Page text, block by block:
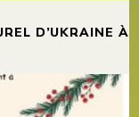
D’UKRAINE À